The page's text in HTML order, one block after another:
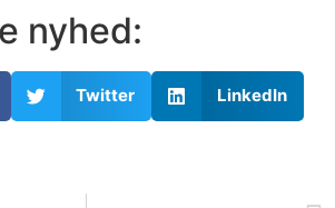
nyhed:
Twitter LinkedIn